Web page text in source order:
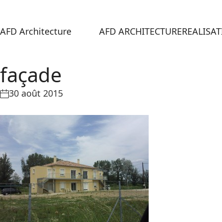
AFD Architecture AFD ARCHITECTURE
façade
30 août 2015